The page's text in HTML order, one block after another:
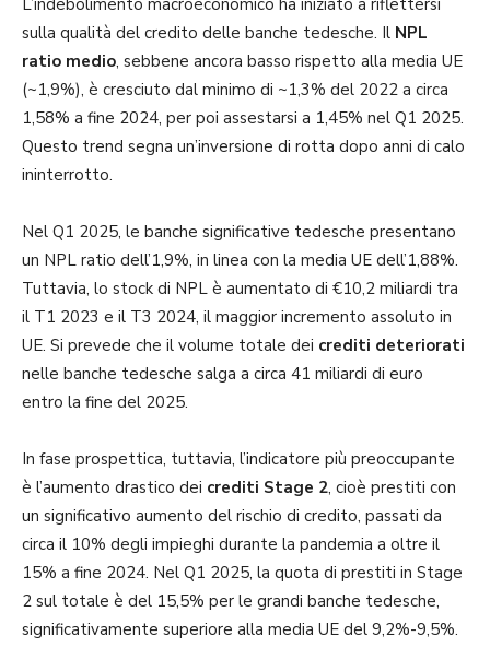
sulla qualità del credito delle banche tedesche. Il NPL
ratio medio, sebbene ancora basso rispetto alla media UE
(~1,9%), è cresciuto dal minimo di ~1,3% del 2022 a circa
1,58% a fine 2024, per poi assestarsi a 1,45% nel Q1 2025.
Questo trend segna un’inversione di rotta dopo anni di calo
ininterrotto.
Nel Q1 2025, le banche significative tedesche presentano
un NPL ratio dell’1,9%, in linea con la media UE dell’1,88%.
Tuttavia, lo stock di NPL è aumentato di €10,2 miliardi tra
il T1 2023 e il T3 2024, il maggior incremento assoluto in
UE. Si prevede che il volume totale dei crediti deteriorati
nelle banche tedesche salga a circa 41 miliardi di euro
entro la fine del 2025.
In fase prospettica, tuttavia, l’indicatore più preoccupante
è l’aumento drastico dei crediti Stage 2, cioè prestiti con
un significativo aumento del rischio di credito, passati da
circa il 10% degli impieghi durante la pandemia a oltre il
15% a fine 2024. Nel Q1 2025, la quota di prestiti in Stage
2 sul totale è del 15,5% per le grandi banche tedesche,
significativamente superiore alla media UE del 9,2%-9,5%.